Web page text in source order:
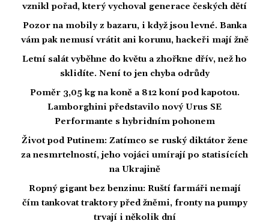
vznikl pořad, který vychoval generace českých dětí
Pozor na mobily z bazaru, i když jsou levné. Banka
vám pak nemusí vrátit ani korunu, hackeři mají žně
Letní salát vyběhne do květu a zhořkne dřív, než ho
sklidíte. Není to jen chyba odrůdy
Poměr 3,05 kg na koně a 812 koní pod kapotou.
Lamborghini představilo nový Urus SE
Performante s hybridním pohonem
Život pod Putinem: Zatímco se ruský diktátor žene
za nesmrtelností, jeho vojáci umírají po statisících
na Ukrajině
Ropný gigant bez benzinu: Ruští farmáři nemají
čím tankovat traktory před žněmi, fronty na pumpy
trvají i několik dní